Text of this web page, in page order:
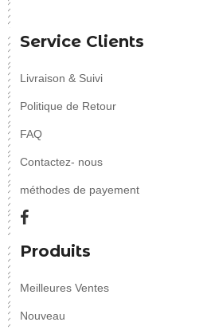
Service Clients
Livraison & Suivi
Politique de Retour
FAQ
Contactez- nous
méthodes de payement
Produits
Meilleures Ventes
Nouveau